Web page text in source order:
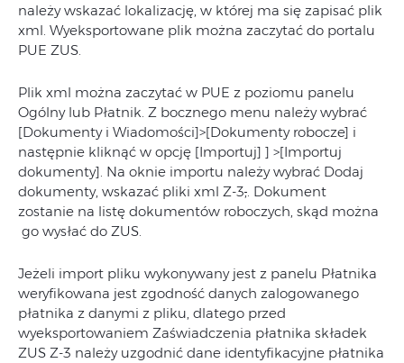
należy wskazać lokalizację, w której ma się zapisać plik
xml. Wyeksportowane plik można zaczytać do portalu
PUE ZUS.
Plik xml można zaczytać w PUE z poziomu panelu
Ogólny lub Płatnik. Z bocznego menu należy wybrać
[Dokumenty i Wiadomości]>[Dokumenty robocze] i
następnie kliknąć w opcję [Importuj] ] >[Importuj
dokumenty]. Na oknie importu należy wybrać Dodaj
dokumenty, wskazać pliki xml Z-3,. Dokument
zostanie na listę dokumentów roboczych, skąd można
go wysłać do ZUS.
Jeżeli import pliku wykonywany jest z panelu Płatnika
weryfikowana jest zgodność danych zalogowanego
płatnika z danymi z pliku, dlatego przed
wyeksportowaniem Zaświadczenia płatnika składek
ZUS Z-3 należy uzgodnić dane identyfikacyjne płatnika